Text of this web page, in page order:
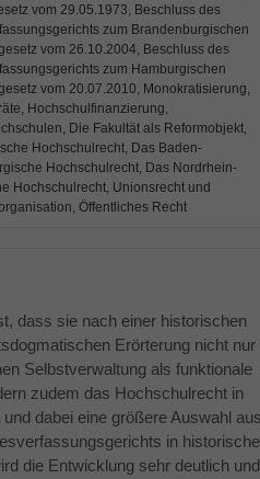
vom 29.05.1973, Beschluss des
zum Brandenburgischen
vom 26.10.2004, Beschluss des
zum Hamburgischen
vom 20.07.2010, Monokratisierung,
Hochschulfinanzierung,
Die Fakultät als Reformobjekt,
Hochschulrecht, Das Baden-
Hochschulrecht, Das Nordrhein-
Hochschulrecht, Unionsrecht und
Öffentliches Recht
dass sie nach einer historischen
Erörterung nicht nur
Selbstverwaltung als funktionale
zudem das Hochschulrecht in
dabei eine größere Auswahl
in
die Entwicklung sehr deutlich und